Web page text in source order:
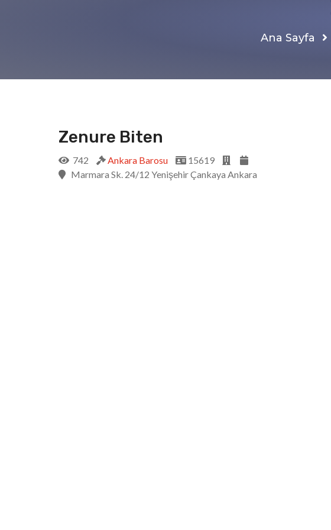
Ana Sayfa
Zenure Biten
742 Ankara Barosu
15619
Marmara Sk. 24/12 Yenişehir Çankaya Ankara